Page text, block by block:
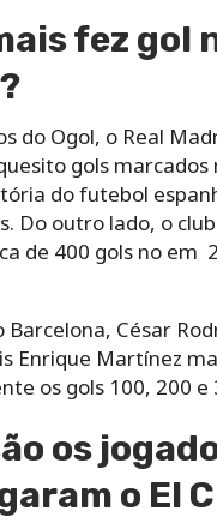
fez gol
do Ogol, o Real
gols marcados
do futebol
Do outro lado, o
de 400 gols no em
Barcelona, César
Enrique Martínez
os gols 100, 200 e
os
o El